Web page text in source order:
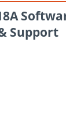
Support